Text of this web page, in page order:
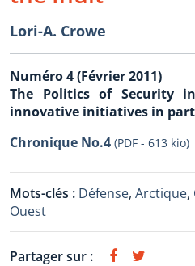
Lori-A. Crowe
Numéro 4 (Février 2011)
The Politics of Security
innovative initiatives in
Chronique No.4 (PDF - 613 kio)
Mots-clés : Défense, Arctique,
Ouest
Partager sur :